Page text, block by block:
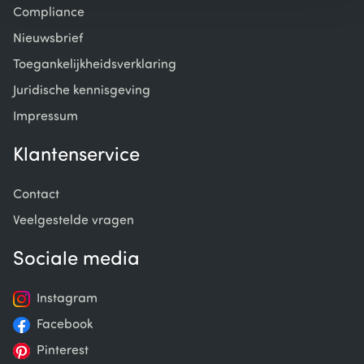
Compliance
Nieuwsbrief
Toegankelijkheidsverklaring
Juridische kennisgeving
Impressum
Klantenservice
Contact
Veelgestelde vragen
Sociale media
Instagram
Facebook
Pinterest